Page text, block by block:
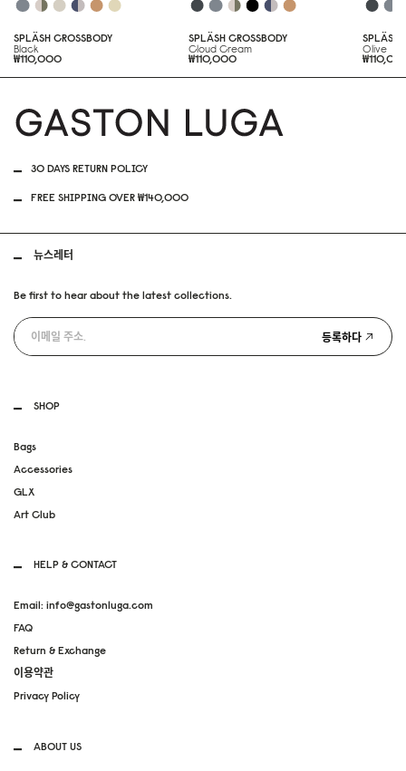
SPLÄSH CROSSBODY
Black
₩110,000
SPLÄSH CROSSBODY
Cloud Cream
₩110,000
SPLÄSH
Olive
30 DAYS RETURN POLICY
FREE SHIPPING OVER ₩140,000
SHOP
Bags
Accessories
GLX
Art Club
HELP & CONTACT
Email: info@gastonluga.com
FAQ
Return & Exchange
이용약관
Privacy Policy
ABOUT US
뉴스레터
Be first to hear about the latest collections.
등록하다